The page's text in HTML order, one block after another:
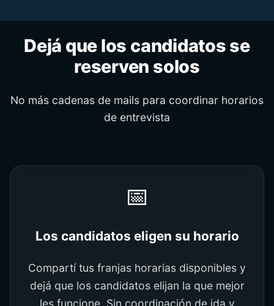
Dejá que los candidatos se
reserven solos
No más cadenas de mails para coordinar horarios
de entrevista
📅
Los candidatos eligen su horario
Compartí tus franjas horarias disponibles y
dejá que los candidatos elijan la que mejor
les funcione. Sin coordinación de ida y